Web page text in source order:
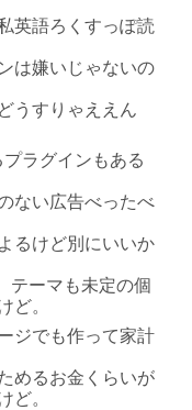
英語ろくすっぽ読
は嫌いじゃないの
うすりゃええん
ラグインもある
ない広告べったべ
るけど別にいいか
テーマも未定の個
ど。
ジでも作って家計
めるお金くらいが
ど。